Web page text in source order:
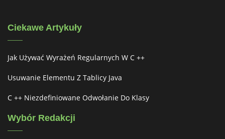
Ciekawe Artykuły
Jak Używać Wyrażeń Regularnych W C ++
Usuwanie Elementu Z Tablicy Java
C ++ Niezdefiniowane Odwołanie Do Klasy
Wybór Redakcji